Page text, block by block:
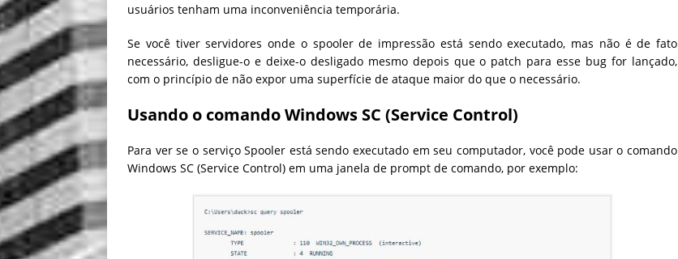
usuários tenham uma inconveniência temporária.
Se você tiver servidores onde o spooler de impressão está sendo executado, mas não é de fato
necessário, desligue-o e deixe-o desligado mesmo depois que o patch para esse bug for lançado,
com o princípio de não expor uma superfície de ataque maior do que o necessário.
Usando o comando Windows SC (Service Control)
Para ver se o serviço Spooler está sendo executado em seu computador, você pode usar o comando
Windows SC (Service Control) em uma janela de prompt de comando, por exemplo: